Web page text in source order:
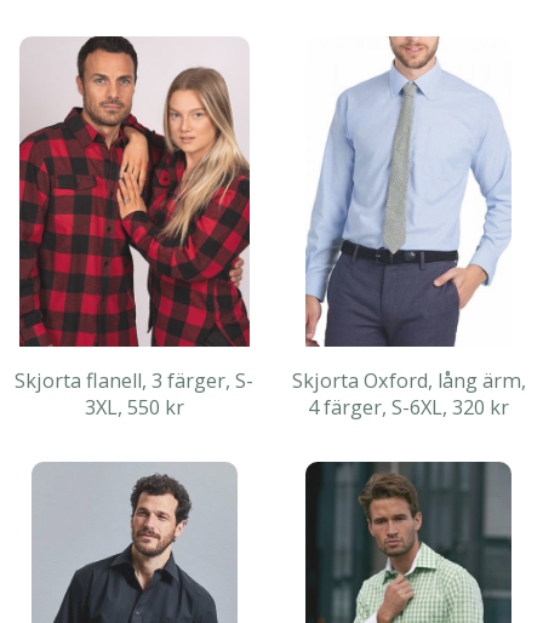
Skjorta flanell, 3 färger, S-
3XL, 550 kr
Skjorta Oxford, lång ärm,
4 färger, S-6XL, 320 kr